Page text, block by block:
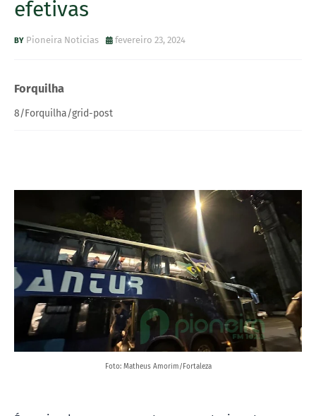
efetivas
Pioneira Noticias fevereiro 23, 2024
Forquilha
8/Forquilha/grid-post
Foto: Matheus Amorim/Fortaleza